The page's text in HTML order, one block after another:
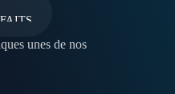
unes de nos